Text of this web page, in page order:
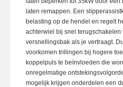
laten remappen. Een
belasting op de hendel en regelt
achterwiel bij snel terugschakelen
versnellingsbak als je vertraagt.
voorkomen trillingen bij hogere
koppelpuls te beïnvloeden die
onregelmatige
mogelijk krijgen onderdelen een